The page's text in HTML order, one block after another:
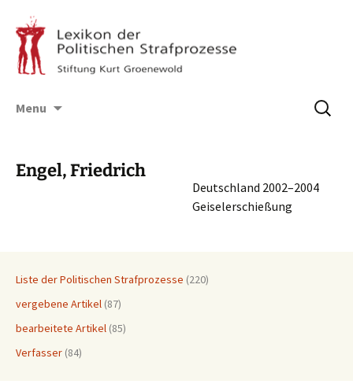
Menu
Suchen
nach:
Engel, Friedrich
Deutsch­land 2002–2004
Geiselerschießung
Liste der Politischen Strafprozesse (220)
vergebene Artikel (87)
bearbeitete Artikel (85)
Verfasser (84)